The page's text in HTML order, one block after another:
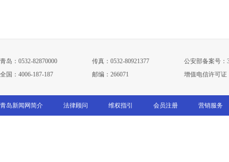
青岛：0532-82870000 传真：0532-80921377
公安部备案号：
全国：4006-187-187
邮编：266071 增值电信许可证
青岛新闻网简介 法律顾问 维权指引 会员注册 营销服务